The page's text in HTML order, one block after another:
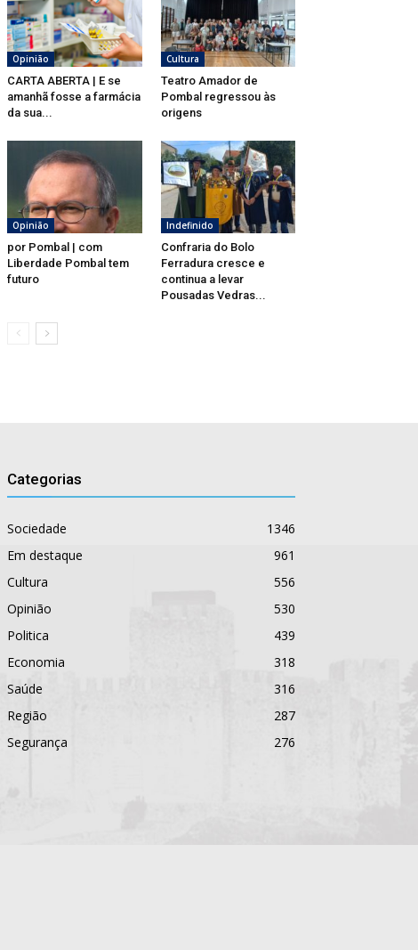
Opinião
CARTA ABERTA | E se
amanhã fosse a farmácia
da sua...
Cultura
Teatro Amador de
Pombal regressou às
origens
Opinião
por Pombal | com
Liberdade Pombal tem
futuro
Indefinido
Confraria do Bolo
Ferradura cresce e
continua a levar
Pousadas Vedras...
Categorias
Sociedade
1346
Em destaque
961
Cultura
556
Opinião
530
Politica
439
Economia
318
Saúde
316
Região
287
Segurança
276